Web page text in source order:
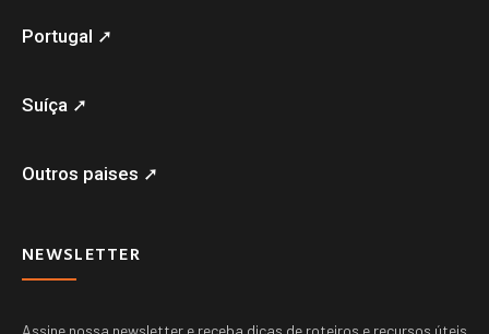
Portugal ➚
Suíça ➚
Outros paises ➚
NEWSLETTER
Assine nossa newsletter e receba dicas de roteiros e recursos úteis